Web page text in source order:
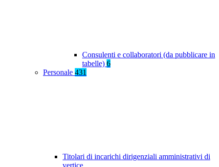
Consulenti e collaboratori (da pubblicare in
tabelle) 6
Personale 431
Titolari di incarichi dirigenziali amministrativi di